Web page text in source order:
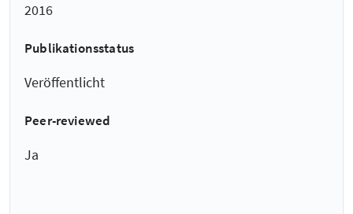
2016
Publikationsstatus
Veröffentlicht
Peer-reviewed
Ja